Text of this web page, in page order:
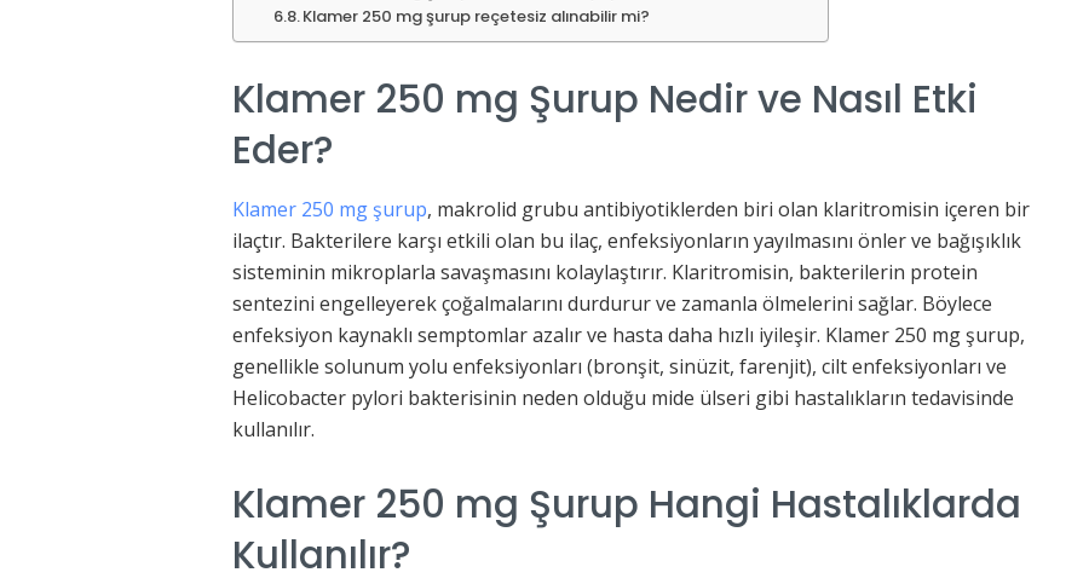
Klamer 250 mg şurup reçetesiz alınabilir mi?
Klamer 250 mg Şurup Nedir ve Nasıl Etki
Eder?
Klamer 250 mg şurup, makrolid grubu antibiyotiklerden biri olan klaritromisin içeren bir
ilaçtır. Bakterilere karşı etkili olan bu ilaç, enfeksiyonların yayılmasını önler ve bağışıklık
sisteminin mikroplarla savaşmasını kolaylaştırır. Klaritromisin, bakterilerin protein
sentezini engelleyerek çoğalmalarını durdurur ve zamanla ölmelerini sağlar. Böylece
enfeksiyon kaynaklı semptomlar azalır ve hasta daha hızlı iyileşir. Klamer 250 mg şurup,
genellikle solunum yolu enfeksiyonları (bronşit, sinüzit, farenjit), cilt enfeksiyonları ve
Helicobacter pylori bakterisinin neden olduğu mide ülseri gibi hastalıkların tedavisinde
kullanılır.
Klamer 250 mg Şurup Hangi Hastalıklarda
Kullanılır?